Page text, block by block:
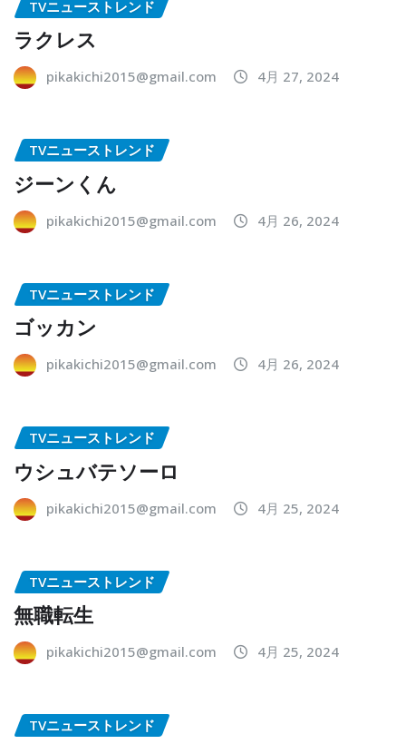
TVニューストレンド
ラクレス
pikakichi2015@gmail.com 4月 27, 2024
TVニューストレンド
ジーンくん
pikakichi2015@gmail.com 4月 26, 2024
TVニューストレンド
ゴッカン
pikakichi2015@gmail.com 4月 26, 2024
TVニューストレンド
ウシュバテソーロ
pikakichi2015@gmail.com 4月 25, 2024
TVニューストレンド
無職転生
pikakichi2015@gmail.com 4月 25, 2024
TVニューストレンド